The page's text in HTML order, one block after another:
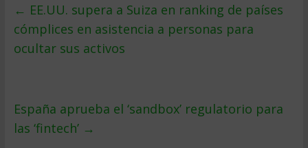
← EE.UU. supera a Suiza en ranking de países
cómplices en asistencia a personas para
ocultar sus activos
España aprueba el ‘sandbox’ regulatorio para
las ‘fintech’ →